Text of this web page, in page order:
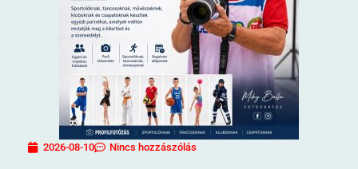
2026-08-10 Nincs hozzászólás